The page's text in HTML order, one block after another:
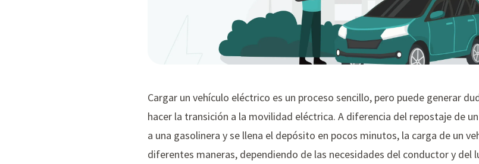
Cargar un vehículo eléctrico es un proceso sencillo, pero puede generar
hacer la transición a la movilidad eléctrica. A diferencia del repostaje de
a una gasolinera y se llena el depósito en pocos minutos, la carga de un
diferentes maneras, dependiendo de las necesidades del conductor y del